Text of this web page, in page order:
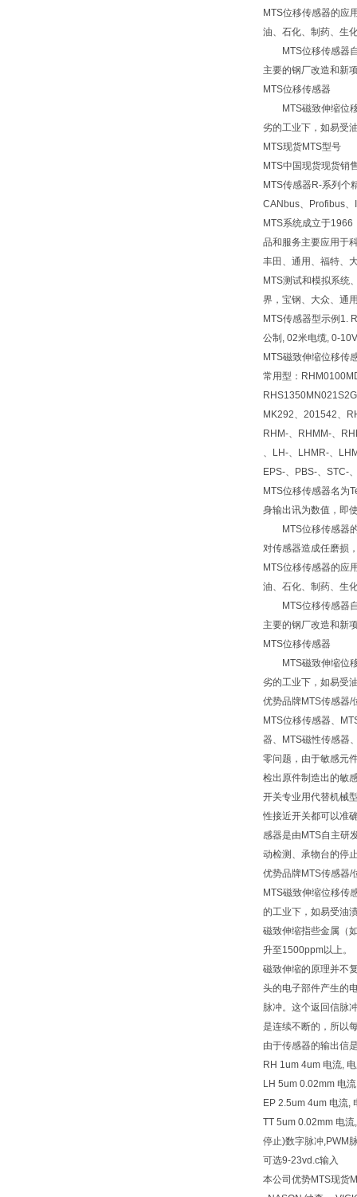
MTS位移传感器的应
油、石化、制药、生
MTS位移传感器自
主要的钢厂改造和新
MTS位移传感器
MTS磁致伸缩位移
劣的工业下，如易受
MTS现货MTS型号
MTS中国现货现货销
MTS传感器R-系列个
CANbus、Profibus、
MTS系统成立于
品和服务主要应用于
丰田、通用、福特、
MTS测试和模拟系统
界，宝钢、大众、通
MTS传感器型示例1.
公制, 02米电缆, 0-
MTS磁致伸缩位移传
常用型：
MK292、201542、
RHM-、RHMM-、
、LH-、LHMR-、
EPS-、PBS-、STC-
MTS位移传感器名为
身输出讯为数值，即
MTS位移传感器的
对传感器造成任磨损
MTS位移传感器的应
油、石化、制药、生
MTS位移传感器自
主要的钢厂改造和新
MTS位移传感器
MTS磁致伸缩位移
劣的工业下，如易受
优势品牌MTS传感器/
MTS位移传感器、
器、MTS磁性传感器
零问题，由于敏感元
检出原件制造出的敏
开关专业用代替机械
性接近开关都可以准
感器是由MTS自主研
动检测、承物台的停
优势品牌MTS传感器/
MTS磁致伸缩位移传
的工业下，如易受油
磁致伸缩指些金属（
升至1500ppm以上。
磁致伸缩的原理并不
头的电子部件产生的
脉冲。这个返回信脉
是连续不断的，所以
由于传感器的输出信
RH 1um 4um 电流,
LH 5um 0.02mm 电
EP 2.5um 4um 电流,
TT 5um 0.02mm 电
停止)数字脉冲,PWM
可选9-23vd.c输入
本公司优势MTS现货